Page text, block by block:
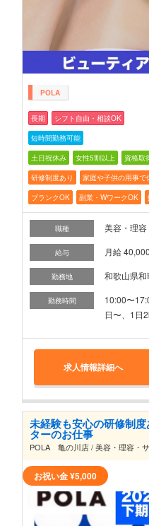
POLA
長期
シフト自由・相談OK
短時間勤務可能
土日祝休み
女性5割以上
資格取
研修制度あり
家庭や子供の用事で
ブランクOK
副業・WワークOK
職種 美容・理
給与 月給
勤務地 和歌山県
勤務時間
10:00〜
日〜、1日
求人情報詳細へ
未経験も安心の研修制
ターのお仕事
POLA 亀の川店 / 美容・理容・
お祝い金¥5,000